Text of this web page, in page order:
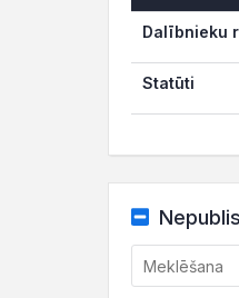
Dalībnieku
Statūti